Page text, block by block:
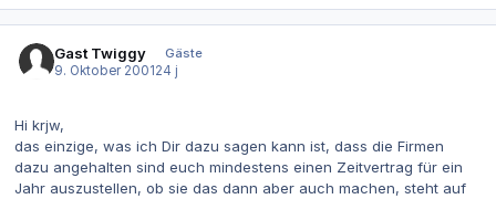
Gast Twiggy
Gäste
9. Oktober 200124 j
Hi krjw,
das einzige, was ich Dir dazu sagen kann ist, dass die Firmen
dazu angehalten sind euch mindestens einen Zeitvertrag für ein
Jahr auszustellen, ob sie das dann aber auch machen, steht auf